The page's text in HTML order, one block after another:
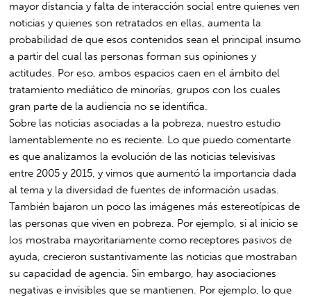
mayor distancia y falta de interacción social entre quienes ven
noticias y quienes son retratados en ellas, aumenta la
probabilidad de que esos contenidos sean el principal insumo
a partir del cual las personas forman sus opiniones y
actitudes. Por eso, ambos espacios caen en el ámbito del
tratamiento mediático de minorías, grupos con los cuales
gran parte de la audiencia no se identifica.
Sobre las noticias asociadas a la pobreza, nuestro estudio
lamentablemente no es reciente. Lo que puedo comentarte
es que analizamos la evolución de las noticias televisivas
entre 2005 y 2015, y vimos que aumentó la importancia dada
al tema y la diversidad de fuentes de información usadas.
También bajaron un poco las imágenes más estereotípicas de
las personas que viven en pobreza. Por ejemplo, si al inicio se
los mostraba mayoritariamente como receptores pasivos de
ayuda, crecieron sustantivamente las noticias que mostraban
su capacidad de agencia. Sin embargo, hay asociaciones
negativas e invisibles que se mantienen. Por ejemplo, lo que